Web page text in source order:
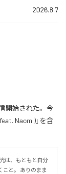
2026.8.7
開始された。今
Naomi)」を含
は、もともと自分
こと。 ありのまま